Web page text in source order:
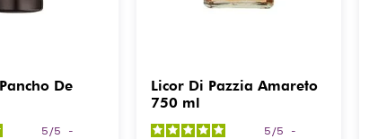
De
5 /5
-
Licor Di Pazzia Amareto
750 ml
5 /5
-